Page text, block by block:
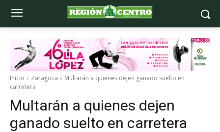
Inicio Zaragoza
Multarán a quienes dejen ganado suelto en
carretera
Multarán a quienes dejen
ganado suelto en carretera